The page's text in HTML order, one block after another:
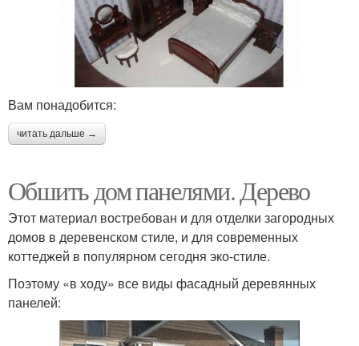
Вам понадобится:
читать дальше →
Обшить дом панелями. Дерево
Этот материал востребован и для отделки загородных
домов в деревенском стиле, и для современных
коттеджей в популярном сегодня эко-стиле.
Поэтому «в ходу» все виды фасадный деревянных
панелей: